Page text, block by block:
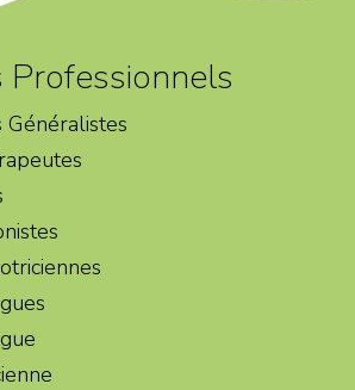
Professionnels
Généralistes